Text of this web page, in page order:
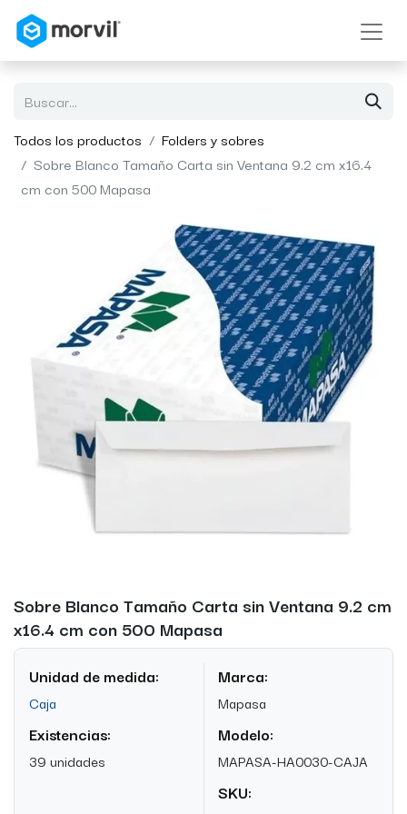
Todos los productos
Folders y sobres
Sobre Blanco Tamaño Carta sin Ventana 9.2 cm x16.4
cm con 500 Mapasa
Sobre Blanco Tamaño Carta sin Ventana 9.2 cm
x16.4 cm con 500 Mapasa
Unidad de medida:
Caja
Existencias:
39 unidades
Marca:
Mapasa
Modelo:
MAPASA-HA0030-CAJA
SKU: